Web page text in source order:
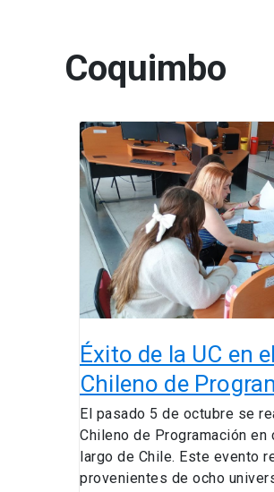
Coquimbo
Éxito de la UC en
Chileno de
El pasado 5 de octubre se
Chileno de Programación
largo de Chile. Este evento
provenientes de ocho
Éxito
de
la
UC
en
el
5to.
Torneo
Chileno
de
Programación
2024